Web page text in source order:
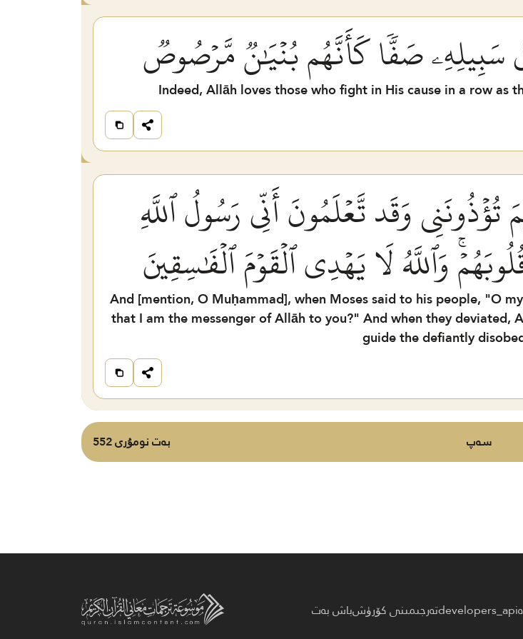
سَبِيلِهِۦ صَفّٗا كَأَنَّهُم بُنۡيَٰنٞ مَّرۡصُوصٞ
Indeed, Allāh loves those who fight in His cause in a row as
وَقَد تَّعۡلَمُونَ أَنِّي رَسُولُ ٱللَّهِ
وَٱللَّهُ لَا يَهۡدِي ٱلۡقَوۡمَ ٱلۡفَٰسِقِينَ
And [mention, O Muḥammad], when Moses said to his people, "O
that I am the messenger of Allāh to you?" And when they
guide the defiantly
بەت نومۇرى 552 سەپ
باش بەتتەرجىمىنى كۆرۈشdevelopers_api